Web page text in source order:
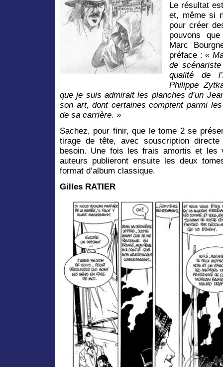
Le résultat
et, même si
pour créer
pouvons
Marc
préface :«
de
qualité de
Philippe
que je suis admirait les planches d’un
son art, dont certaines comptent parmi
de sa carrière. »
Sachez, pour finir, que le tome 2 se
tirage de tête, avec souscription
besoin. Une fois les frais amortis et les
auteurs publieront ensuite les deux
format d’album classique.
Gilles RATIER